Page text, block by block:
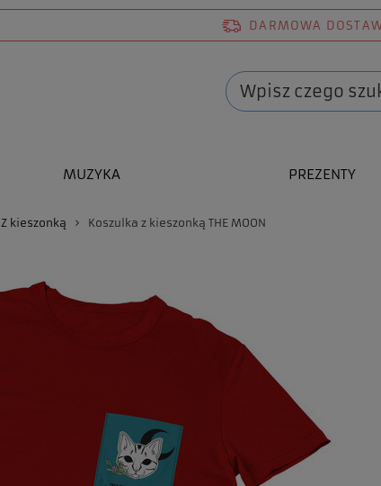
DARMOWA
MUZYKA PREZENTY
Z kieszonką Koszulka z kieszonką THE MOON